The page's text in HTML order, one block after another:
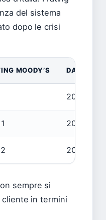
del sistema
dopo le crisi
MOODY’S DATA
2024
2024
2024
sempre si
in termini